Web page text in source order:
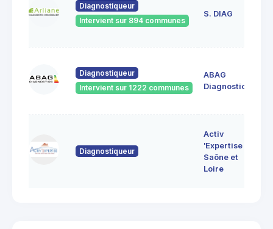
Diagnostiqueur
Intervient sur 894 communes
S. DIAG
Diagnostiqueur
Intervient sur 1222 communes
ABAG
Diagnostics
Diagnostiqueur
Activ
'Expertise
Saône et
Loire